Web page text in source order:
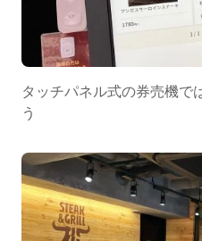
タッチパネル式の券売機で
う